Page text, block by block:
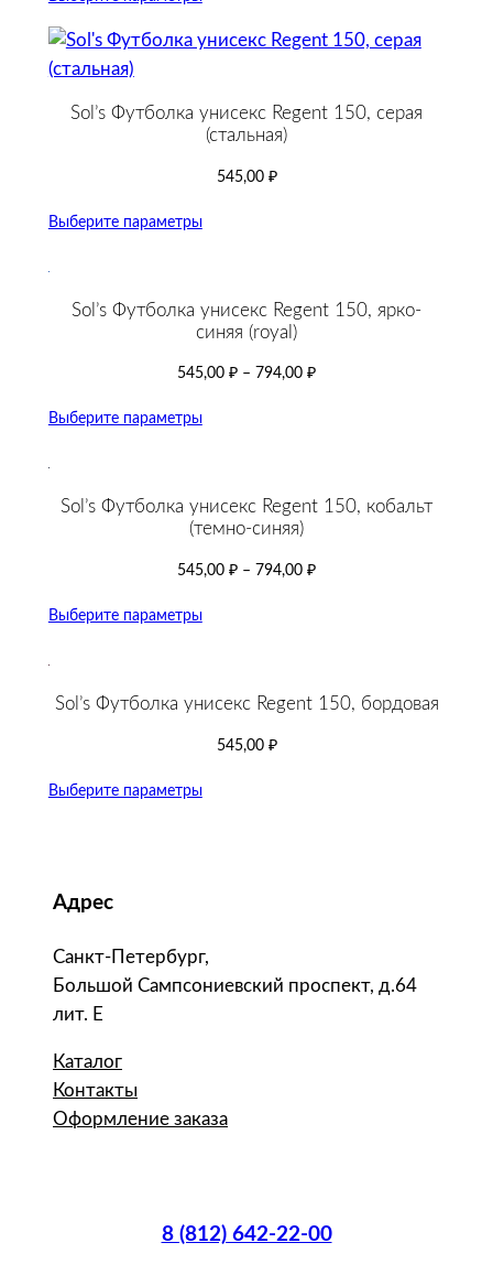
Sol’s Футболка унисекс Regent 150, серая
(стальная)
545,00 ₽
Выберите параметры
Sol’s Футболка унисекс Regent 150, ярко-
синяя (royal)
545,00 ₽ – 794,00 ₽
Выберите параметры
Sol’s Футболка унисекс Regent 150, кобальт
(темно-синяя)
545,00 ₽ – 794,00 ₽
Выберите параметры
Sol’s Футболка унисекс Regent 150, бордовая
545,00 ₽
Выберите параметры
Адрес
Санкт-Петербург,
Большой Сампсониевский проспект, д.64
лит. Е
Каталог
Контакты
Оформление заказа
8 (812) 642-22-00